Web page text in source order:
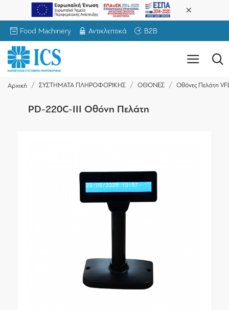
Food Machinery Αντικλεπτικά B2B
Αρχική ΣΥΣΤΗΜΑΤΑ ΠΛΗΡΟΦΟΡΙΚΗΣ ΟΘΟΝΕΣ Οθόνες Πελάτη
PD-220C-III Οθόνη Πελάτη